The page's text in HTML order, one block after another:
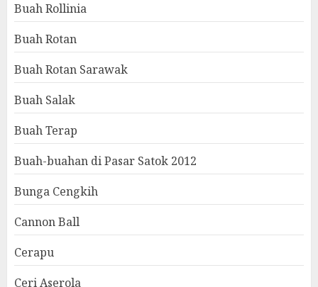
Buah Rollinia
Buah Rotan
Buah Rotan Sarawak
Buah Salak
Buah Terap
Buah-buahan di Pasar Satok 2012
Bunga Cengkih
Cannon Ball
Cerapu
Ceri Aserola